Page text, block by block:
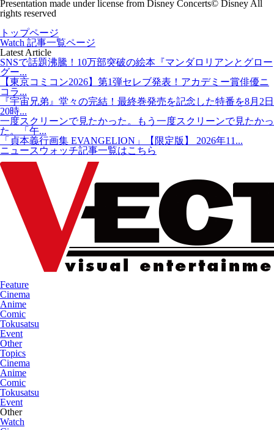
Presentation made under license from Disney Concerts© Disney All
rights reserved
トップページ
Watch 記事一覧ページ
Latest Article
SNSで話題沸騰！10万部突破の絵本『マンダロリアンとグロー
グー...
【東京コミコン2026】第1弾セレブ発表！アカデミー賞俳優ニ
コラ...
『宇宙兄弟』堂々の完結！最終巻発売を記念した特番を8月2日
20時...
一度スクリーンで見たかった。もう一度スクリーンで見たかっ
た。「午...
「貞本義行画集 EVANGELION」【限定版】 2026年11...
ニュースウォッチ記事一覧はこちら
Feature
Cinema
Anime
Comic
Tokusatsu
Event
Other
Topics
Cinema
Anime
Comic
Tokusatsu
Event
Other
Watch